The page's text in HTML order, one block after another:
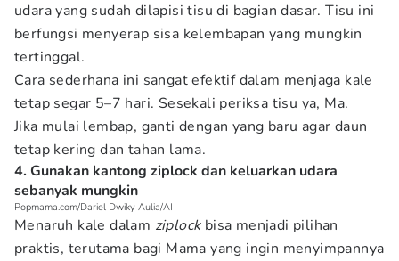
udara yang sudah dilapisi tisu di bagian dasar. Tisu ini
berfungsi menyerap sisa kelembapan yang mungkin
tertinggal.
Cara sederhana ini sangat efektif dalam menjaga kale
tetap segar 5–7 hari. Sesekali periksa tisu ya, Ma.
Jika mulai lembap, ganti dengan yang baru agar daun
tetap kering dan tahan lama.
4. Gunakan kantong ziplock dan keluarkan udara
sebanyak mungkin
Popmama.com/Dariel Dwiky Aulia/AI
Menaruh kale dalam ziplockbisa menjadi pilihan
praktis, terutama bagi Mama yang ingin menyimpannya